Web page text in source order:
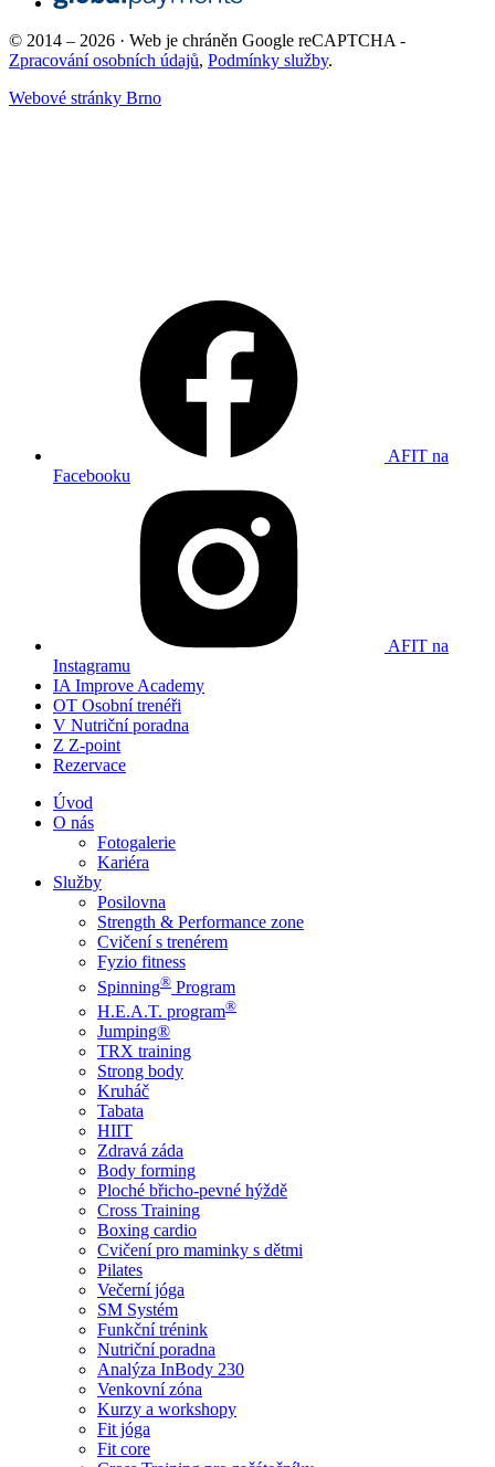
© 2014 – 2026 · Web je chráněn Google reCAPTCHA -
Zpracování osobních údajů, Podmínky služby.
Webové stránky Brno
AFIT na
Facebooku
AFIT na
Instagramu
IA Improve Academy
OT Osobní trenéři
V Nutriční poradna
Z Z-point
Rezervace
Úvod
O nás
Fotogalerie
Kariéra
Služby
Posilovna
Strength & Performance zone
Cvičení s trenérem
Fyzio fitness
Spinning® Program
H.E.A.T. program®
Jumping®
TRX training
Strong body
Kruháč
Tabata
HIIT
Zdravá záda
Body forming
Ploché břicho-pevné hýždě
Cross Training
Boxing cardio
Cvičení pro maminky s dětmi
Pilates
Večerní jóga
SM Systém
Funkční trénink
Nutriční poradna
Analýza InBody 230
Venkovní zóna
Kurzy a workshopy
Fit jóga
Fit core